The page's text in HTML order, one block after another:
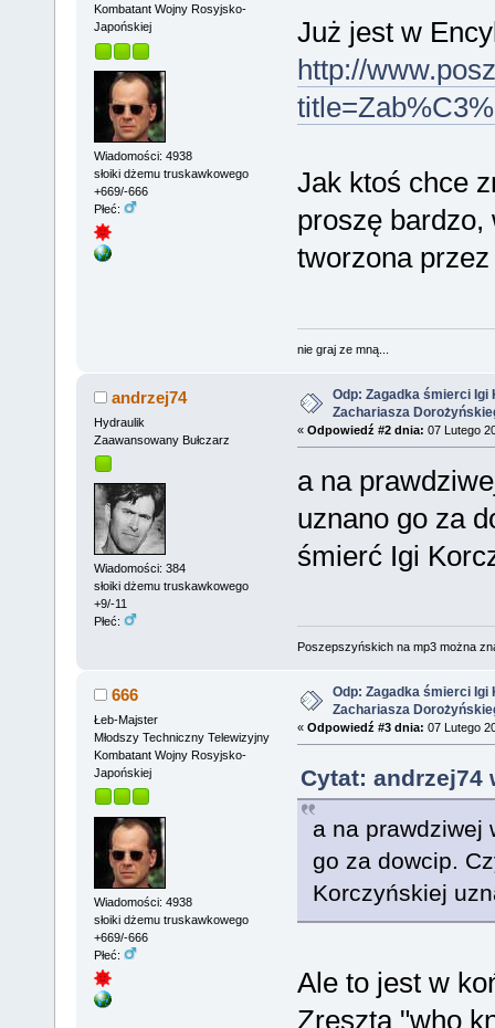
Kombatant Wojny Rosyjsko-
Japońskiej
Wiadomości: 4938
słoiki dżemu truskawkowego
+669/-666
Płeć:
Już jest w
http://
Jak ktoś chce
proszę bardzo,
tworzona
nie graj ze mną...
andrzej74
Hydraulik
Zaawansowany Bułczarz
Wiadomości: 384
słoiki dżemu truskawkowego
+9/-11
Płeć:
Odp: Zagadka śmierci
Zachariasza
« Odpowiedź #2 dnia: 07 Lutego
a na
uznano go za
śmierć Igi
Poszepszyńskich na mp3 można
666
Łeb-Majster
Młodszy Techniczny Telewizyjny
Kombatant Wojny Rosyjsko-
Japońskiej
Wiadomości: 4938
słoiki dżemu truskawkowego
+669/-666
Płeć:
Odp: Zagadka śmierci
Zachariasza
« Odpowiedź #3 dnia: 07 Lutego
Cytat: andrzej74
a na prawdziwej
go za dowcip.
Korczyńskiej
Ale to jest w
Zresztą "who